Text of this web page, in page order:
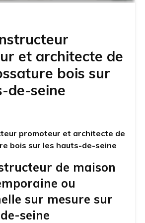
et architecte de
bois sur
de-seine
promoteur et architecte de
bois sur les hauts-de-seine
de maison
ou
sur mesure sur
seine